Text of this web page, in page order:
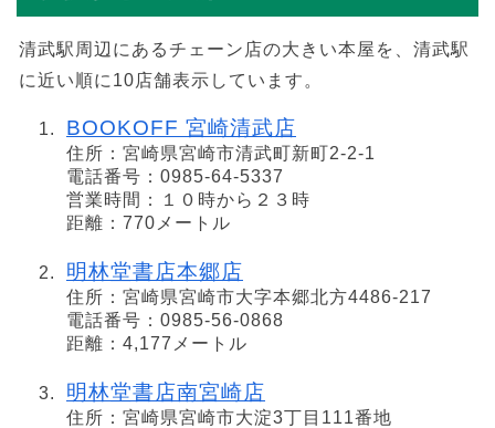
清武駅周辺にあるチェーン店の大きい本屋を、清武駅
に近い順に10店舗表示しています。
BOOKOFF 宮崎清武店
住所：宮崎県宮崎市清武町新町2-2-1
電話番号：0985-64-5337
営業時間：１０時から２３時
距離：770メートル
明林堂書店本郷店
住所：宮崎県宮崎市大字本郷北方4486-217
電話番号：0985-56-0868
距離：4,177メートル
明林堂書店南宮崎店
住所：宮崎県宮崎市大淀3丁目111番地